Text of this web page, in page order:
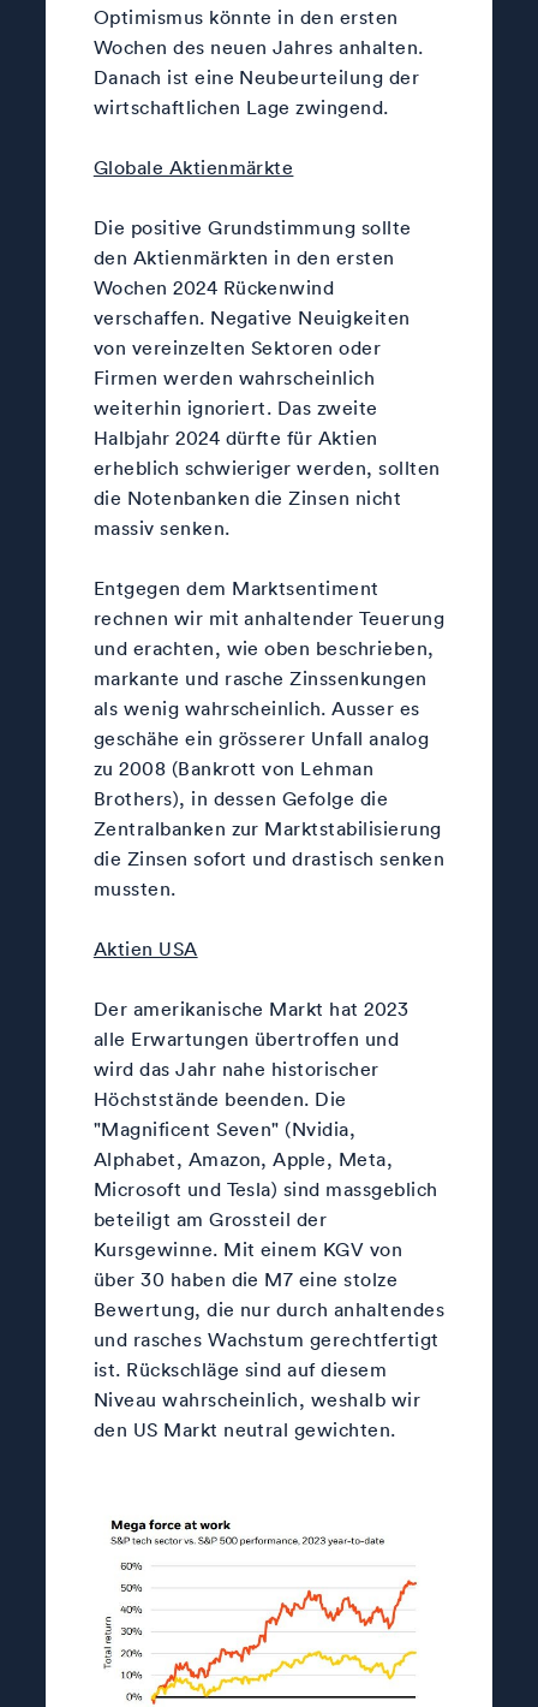
Optimismus könnte in den ersten
Wochen des neuen Jahres anhalten.
Danach ist eine Neubeurteilung der
wirtschaftlichen Lage zwingend.
Globale Aktienmärkte
Die positive Grundstimmung sollte
den Aktienmärkten in den ersten
Wochen 2024 Rückenwind
verschaffen. Negative Neuigkeiten
von vereinzelten Sektoren oder
Firmen werden wahrscheinlich
weiterhin ignoriert. Das zweite
Halbjahr 2024 dürfte für Aktien
erheblich schwieriger werden, sollten
die Notenbanken die Zinsen nicht
massiv senken.
Entgegen dem Marktsentiment
rechnen wir mit anhaltender Teuerung
und erachten, wie oben beschrieben,
markante und rasche Zinssenkungen
als wenig wahrscheinlich. Ausser es
geschähe ein grösserer Unfall analog
zu 2008 (Bankrott von Lehman
Brothers), in dessen Gefolge die
Zentralbanken zur Marktstabilisierung
die Zinsen sofort und drastisch senken
mussten.
Aktien USA
Der amerikanische Markt hat 2023
alle Erwartungen übertroffen und
wird das Jahr nahe historischer
Höchststände beenden. Die
"Magnificent Seven" (Nvidia,
Alphabet, Amazon, Apple, Meta,
Microsoft und Tesla) sind massgeblich
beteiligt am Grossteil der
Kursgewinne. Mit einem KGV von
über 30 haben die M7 eine stolze
Bewertung, die nur durch anhaltendes
und rasches Wachstum gerechtfertigt
ist. Rückschläge sind auf diesem
Niveau wahrscheinlich, weshalb wir
den US Markt neutral gewichten.